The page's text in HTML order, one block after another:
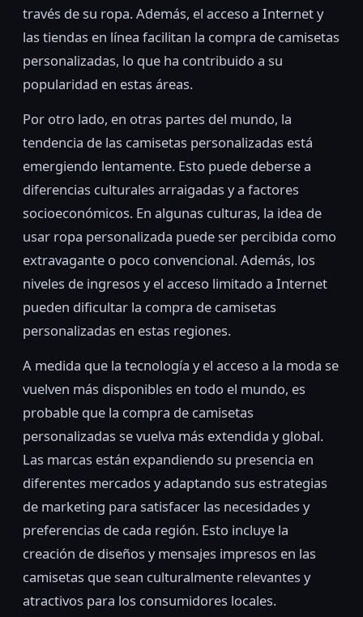
través de su ropa. Además, el acceso a Internet y
las tiendas en línea facilitan la compra de camisetas
personalizadas, lo que ha contribuido a su
popularidad en estas áreas.
Por otro lado, en otras partes del mundo, la
tendencia de las camisetas personalizadas está
emergiendo lentamente. Esto puede deberse a
diferencias culturales arraigadas y a factores
socioeconómicos. En algunas culturas, la idea de
usar ropa personalizada puede ser percibida como
extravagante o poco convencional. Además, los
niveles de ingresos y el acceso limitado a Internet
pueden dificultar la compra de camisetas
personalizadas en estas regiones.
A medida que la tecnología y el acceso a la moda se
vuelven más disponibles en todo el mundo, es
probable que la compra de camisetas
personalizadas se vuelva más extendida y global.
Las marcas están expandiendo su presencia en
diferentes mercados y adaptando sus estrategias
de marketing para satisfacer las necesidades y
preferencias de cada región. Esto incluye la
creación de diseños y mensajes impresos en las
camisetas que sean culturalmente relevantes y
atractivos para los consumidores locales.